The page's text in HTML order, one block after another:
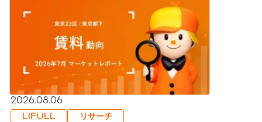
2026.08.06
LIFULL リサーチ